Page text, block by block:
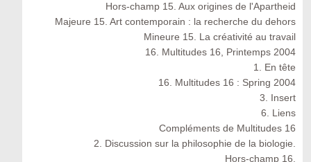
Hors-champ 15. Aux origines de l'Apartheid
Majeure 15. Art contemporain : la recherche du dehors
Mineure 15. La créativité au travail
16. Multitudes 16, Printemps 2004
1. En tête
16. Multitudes 16 : Spring 2004
3. Insert
6. Liens
Compléments de Multitudes 16
2. Discussion sur la philosophie de la biologie.
Hors-champ 16.